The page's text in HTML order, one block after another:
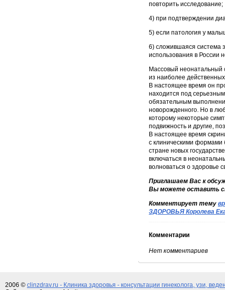
повторить исследование;
4) при подтверждении
5) если патология у
6) сложившаяся система
использования в России
Массовый неонатальный
из наиболее
В настоящее время он
находится под
обязательным
новорожденного. Но в
которому некоторые
подвижность и другие,
В настоящее время
с клиническими формами
стране новых
включаться в
волноваться о здоровье
Приглашаем Вас к
Вы можете оставить
Комментирует тему
ЗДОРОВЬЯ Королева
Комментарии
Нет комментариев
2006 © clinzdrav.ru - Клиника здоровья - консультации гинеколога, узи,